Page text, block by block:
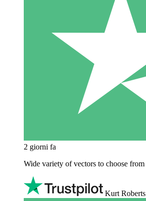
2 giorni fa
Wide variety of vectors to choose from
Kurt Roberts